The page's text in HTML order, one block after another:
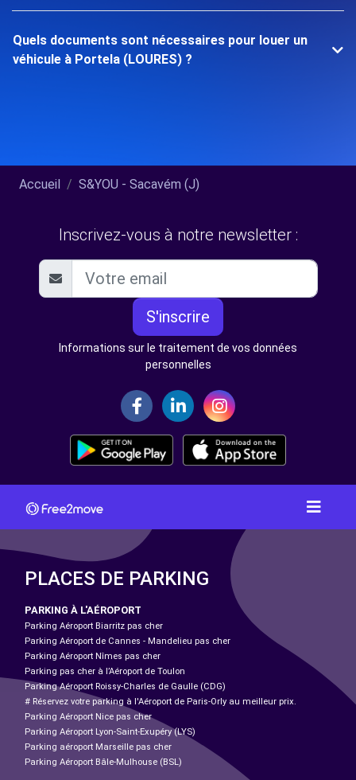
Quels documents sont nécessaires pour louer un
véhicule à Portela (LOURES) ?
Accueil S&YOU - Sacavém (J)
Inscrivez-vous à notre newsletter :
S'inscrire
Informations sur le traitement de vos données
personnelles
PLACES DE PARKING
PARKING À L'AÉROPORT
Parking Aéroport Biarritz pas cher
Parking Aéroport de Cannes - Mandelieu pas cher
Parking Aéroport Nîmes pas cher
Parking pas cher à l’Aéroport de Toulon
Parking Aéroport Roissy-Charles de Gaulle (CDG)
# Réservez votre parking à l'Aéroport de Paris-Orly au meilleur prix.
Parking Aéroport Nice pas cher
Parking Aéroport Lyon-Saint-Exupéry (LYS)
Parking aéroport Marseille pas cher
Parking Aéroport Bâle-Mulhouse (BSL)